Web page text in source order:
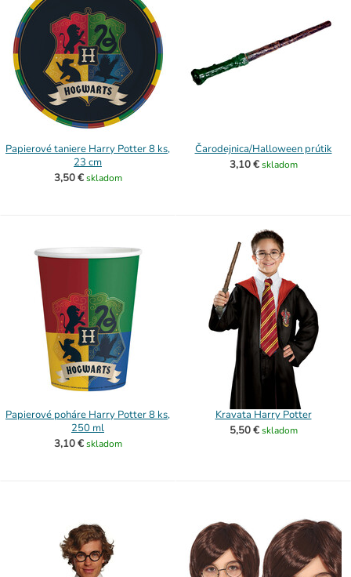
Papierové taniere Harry Potter 8 ks,
23 cm
3,50 € skladom
Čarodejnica/Halloween prútik
3,10 € skladom
Papierové poháre Harry Potter 8 ks,
250 ml
3,10 € skladom
Kravata Harry Potter
5,50 € skladom